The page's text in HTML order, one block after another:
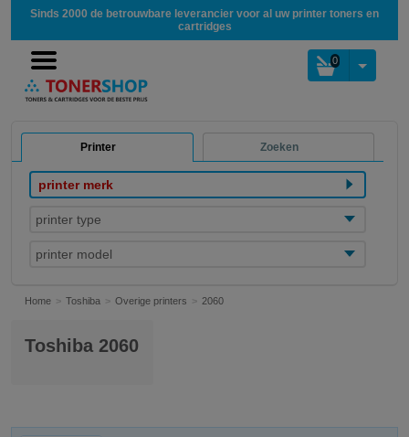
Sinds 2000 de betrouwbare leverancier voor al uw printer toners en
cartridges
0
Printer Zoeken
printer merk
printer type
printer model
Home Toshiba Overige printers 2060
Toshiba 2060